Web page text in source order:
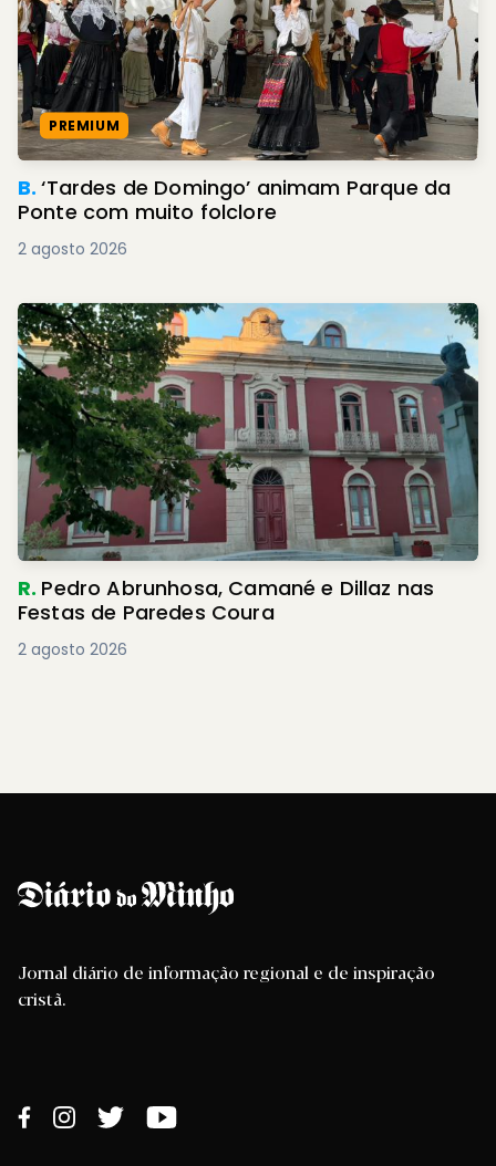
PREMIUM
B.‘Tardes de Domingo’ animam Parque da
Ponte com muito folclore
2 agosto 2026
R. Pedro Abrunhosa, Camané e Dillaz nas
Festas de Paredes Coura
2 agosto 2026
Jornal diário de informação regional e de inspiração
cristã.